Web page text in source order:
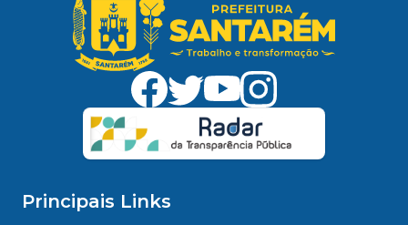
Principais Links